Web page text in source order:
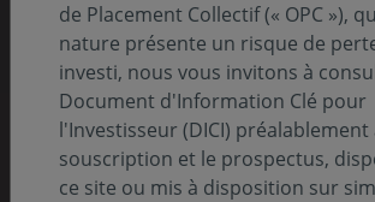
Nos rapports
Pour comprendre notre vision,
et nos actions
de Placement Collectif (« OPC »),
nature présente un risque de
investi, nous vous invitons à
Document d'Information Clé pour
l'Investisseur (DICI) préalablement
souscription et le prospectus,
ce site ou mis à disposition sur